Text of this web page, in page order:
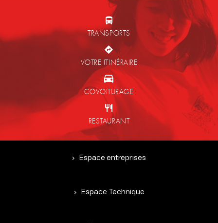
TRANSPORTS
VOTRE ITINÉRAIRE
COVOITURAGE
RESTAURANT
Espace entreprises
Espace Technique